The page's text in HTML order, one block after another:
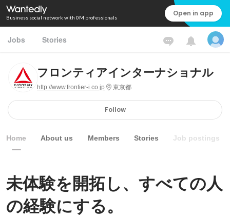
Business social network with 0M professionals Open in app
Jobs Stories
フロンティアインターナショナル
http://www.frontier-i.co.jp 東京都
Follow
Home About us Members Stories Job postings
未体験を開拓し、すべての人
の経験にする。